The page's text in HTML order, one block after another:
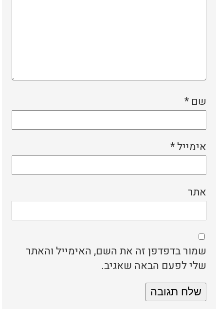
שם*
אימייל*
אתר
שמור בדפדפן זה את השם, האימייל והאתר
שלי לפעם הבאה שאגיב.